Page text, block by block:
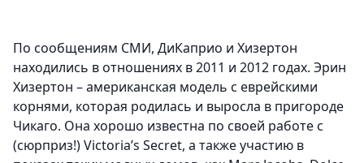
По сообщениям СМИ, ДиКаприо и Хизертон
находились в отношениях в 2011 и 2012 годах. Эрин
Хизертон – американская модель с еврейскими
корнями, которая родилась и выросла в пригороде
Чикаго. Она хорошо известна по своей работе с
(сюрприз!) Victoria’s Secret, а также участию в